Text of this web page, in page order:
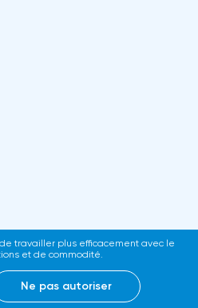
travailler plus efficacement avec le
et de commodité.
Ne pas autoriser